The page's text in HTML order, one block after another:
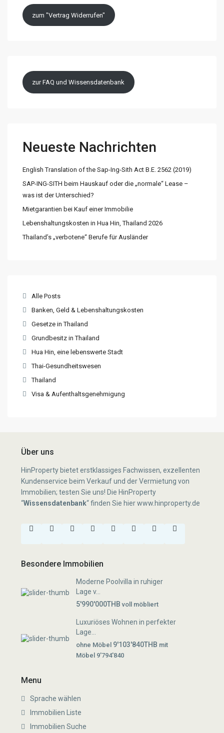
zum "Vertrag Widerrufen"
zur FAQ und Wissensdatenbank
Neueste Nachrichten
English Translation of the Sap-Ing-Sith Act B.E. 2562 (2019)
SAP-ING-SITH beim Hauskauf oder die „normale“ Lease –
was ist der Unterschied?
Mietgarantien bei Kauf einer Immobilie
Lebenshaltungskosten in Hua Hin, Thailand 2026
Thailand’s „verbotene“ Berufe für Ausländer
Alle Posts
Banken, Geld & Lebenshaltungskosten
Gesetze in Thailand
Grundbesitz in Thailand
Hua Hin, eine lebenswerte Stadt
Thai-Gesundheitswesen
Thailand
Visa & Aufenthaltsgenehmigung
Über uns
HinProperty bietet erstklassiges Fachwissen, exzellenten
Kundenservice beim Verkauf und der Vermietung von
Immobilien; testen Sie uns! Die HinProperty
“Wissensdatenbank“finden Sie hierwww.hinproperty.de
Besondere Immobilien
Moderne Poolvilla in ruhiger
Lage v...
5'990'000THBvoll möbliert
Luxuriöses Wohnen in perfekter
Lage...
ohne Möbel 9'103'840THB mit
Möbel 9'794'840
Menu
Sprache wählen
Immobilien Liste
Immobilien Suche